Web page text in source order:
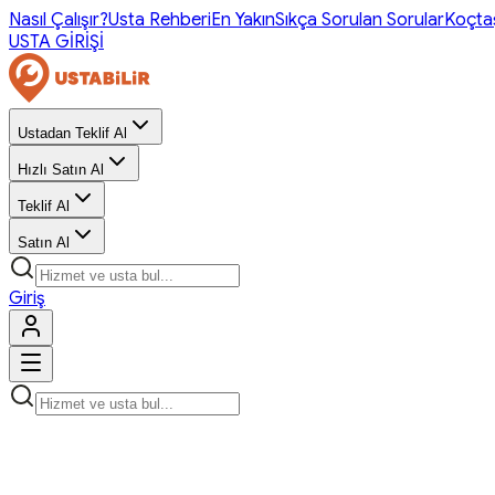
Nasıl Çalışır?Usta RehberiEn YakınSıkça Sorulan Sorular
USTA GİRİŞİ
Ustadan Teklif Al
Hızlı Satın Al
Teklif Al
Satın Al
Giriş